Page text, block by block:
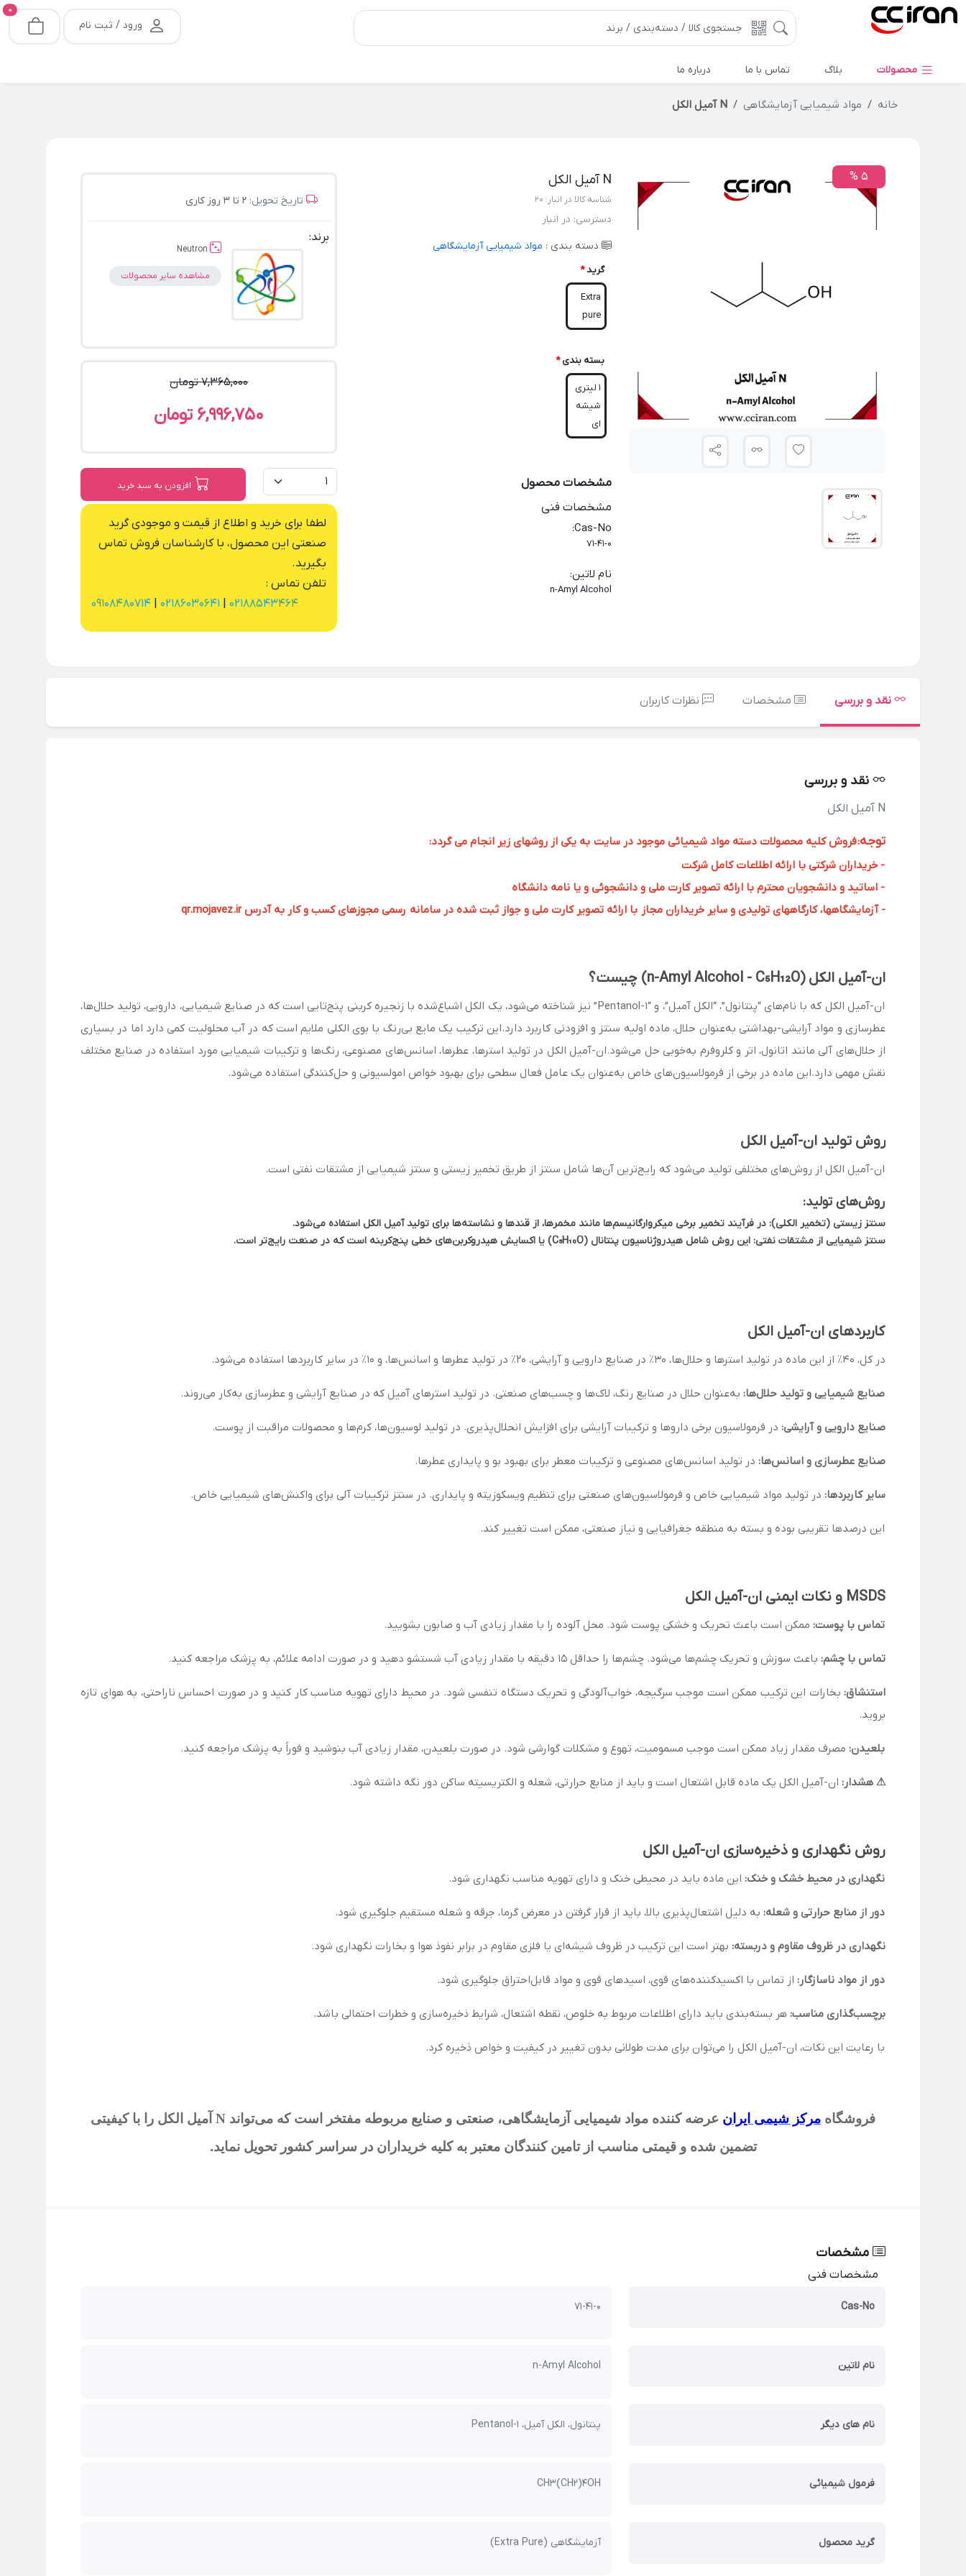
ورود / ثبت نام
0
محصولات بلاگ تماس با ما درباره ما
خانه مواد شیمیایی آزمایشگاهی N آمیل الکل
5 % N آمیل الکل
شناسه کالا در انبار: 20
دسترسی: در انبار
دسته بندی : مواد شیمیایی آزمایشگاهی
گرید*
Extra
pure
بسته بندی *
1 لیتری
شیشه
ای
مشخصات محصول
مشخصات فنی
Cas-No
:
71-41-0
نام لاتین:
n-Amyl Alcohol
تاریخ تحویل: 2 تا 3 روز کاری
برند:
Neutron
مشاهده سایر محصولات
7,365,000 تومان
6,996,750 تومان
افزودن به سبد خرید
لطفا برای خرید و اطلاع از قیمت و موجودی گرید
صنعتی این محصول، با کارشناسان فروش تماس
بگیرید.
تلفن تماس :
02188543464
02186030641
09108480714
نقد و بررسی مشخصات نظرات کاربران
نقد و بررسی
N آمیل الکل
توجه:فروش کلیه محصولات دسته مواد شیمیائی موجود در سایت به یکی از روشهای زیر انجام می گردد:
- خریداران شرکتی با ارائه اطلاعات کامل شرکت
- اساتید و دانشجویان محترم با ارائه تصویر کارت ملی و دانشجوئی و یا نامه دانشگاه
- آزمایشگاهها، کارگاههای تولیدی و سایر خریداران مجاز با ارائه تصویر کارت ملی و جواز ثبت شده در سامانه رسمی مجوزهای کسب و کار به آدرس qr.mojavez.ir
ان-آمیل الکل (n-Amyl Alcohol - C₅H₁₂O) چیست؟
ان-آمیل الکل که با نام‌های “پنتانول”، “الکل آمیل”، و “1-Pentanol” نیز شناخته می‌شود، یک الکل اشباع‌شده با زنجیره کربنی پنج‌تایی است که در صنایع شیمیایی، دارویی، تولید حلال‌ها،
عطرسازی و مواد آرایشی-بهداشتی به‌عنوان حلال، ماده اولیه سنتز و افزودنی کاربرد دارد.این ترکیب یک مایع بی‌رنگ با بوی الکلی ملایم است که در آب محلولیت کمی دارد اما در بسیاری
از حلال‌های آلی مانند اتانول، اتر و کلروفرم به‌خوبی حل می‌شود.ان-آمیل الکل در تولید استرها، عطرها، اسانس‌های مصنوعی، رنگ‌ها و ترکیبات شیمیایی مورد استفاده در صنایع مختلف
نقش مهمی دارد.این ماده در برخی از فرمولاسیون‌های خاص به‌عنوان یک عامل فعال سطحی برای بهبود خواص امولسیونی و حل‌کنندگی استفاده می‌شود.
روش تولید ان-آمیل الکل
ان-آمیل الکل از روش‌های مختلفی تولید می‌شود که رایج‌ترین آن‌ها شامل سنتز از طریق تخمیر زیستی و سنتز شیمیایی از مشتقات نفتی است.
روش‌های تولید:
سنتز زیستی (تخمیر الکلی): در فرآیند تخمیر برخی میکروارگانیسم‌ها مانند مخمرها، از قندها و نشاسته‌ها برای تولید آمیل الکل استفاده می‌شود.
سنتز شیمیایی از مشتقات نفتی: این روش شامل هیدروژناسیون پنتانال (C₅H₁₀O) یا اکسایش هیدروکربن‌های خطی پنج‌کربنه است که در صنعت رایج‌تر است.
کاربردهای ان-آمیل الکل
در کل، 40٪ از این ماده در تولید استرها و حلال‌ها، 30٪ در صنایع دارویی و آرایشی، 20٪ در تولید عطرها و اسانس‌ها، و 10٪ در سایر کاربردها استفاده می‌شود.
صنایع شیمیایی و تولید حلال‌ها: به‌عنوان حلال در صنایع رنگ، لاک‌ها و چسب‌های صنعتی. در تولید استرهای آمیل که در صنایع آرایشی و عطرسازی به‌کار می‌روند.
صنایع دارویی و آرایشی: در فرمولاسیون برخی داروها و ترکیبات آرایشی برای افزایش انحلال‌پذیری. در تولید لوسیون‌ها، کرم‌ها و محصولات مراقبت از پوست.
صنایع عطرسازی و اسانس‌ها: در تولید اسانس‌های مصنوعی و ترکیبات معطر برای بهبود بو و پایداری عطرها.
سایر کاربردها: در تولید مواد شیمیایی خاص و فرمولاسیون‌های صنعتی برای تنظیم ویسکوزیته و پایداری. در سنتز ترکیبات آلی برای واکنش‌های شیمیایی خاص.
این درصدها تقریبی بوده و بسته به منطقه جغرافیایی و نیاز صنعتی، ممکن است تغییر کند.
MSDS و نکات ایمنی ان-آمیل الکل
تماس با پوست: ممکن است باعث تحریک و خشکی پوست شود. محل آلوده را با مقدار زیادی آب و صابون بشویید.
تماس با چشم: باعث سوزش و تحریک چشم‌ها می‌شود. چشم‌ها را حداقل ۱۵ دقیقه با مقدار زیادی آب شستشو دهید و در صورت ادامه علائم، به پزشک مراجعه کنید.
استنشاق: بخارات این ترکیب ممکن است موجب سرگیجه، خواب‌آلودگی و تحریک دستگاه تنفسی شود. در محیط دارای تهویه مناسب کار کنید و در صورت احساس ناراحتی، به هوای تازه
بروید.
بلعیدن: مصرف مقدار زیاد ممکن است موجب مسمومیت، تهوع و مشکلات گوارشی شود. در صورت بلعیدن، مقدار زیادی آب بنوشید و فوراً به پزشک مراجعه کنید.
⚠ هشدار: ان-آمیل الکل یک ماده قابل اشتعال است و باید از منابع حرارتی، شعله و الکتریسیته ساکن دور نگه داشته شود.
روش نگهداری و ذخیره‌سازی ان-آمیل الکل
نگهداری در محیط خشک و خنک: این ماده باید در محیطی خنک و دارای تهویه مناسب نگهداری شود.
دور از منابع حرارتی و شعله: به دلیل اشتعال‌پذیری بالا، باید از قرار گرفتن در معرض گرما، جرقه و شعله مستقیم جلوگیری شود.
نگهداری در ظروف مقاوم و دربسته: بهتر است این ترکیب در ظروف شیشه‌ای یا فلزی مقاوم در برابر نفوذ هوا و بخارات نگهداری شود.
دور از مواد ناسازگار: از تماس با اکسیدکننده‌های قوی، اسیدهای قوی و مواد قابل‌احتراق جلوگیری شود.
برچسب‌گذاری مناسب: هر بسته‌بندی باید دارای اطلاعات مربوط به خلوص، نقطه اشتعال، شرایط ذخیره‌سازی و خطرات احتمالی باشد.
با رعایت این نکات، ان-آمیل الکل را می‌توان برای مدت طولانی بدون تغییر در کیفیت و خواص ذخیره کرد.
فروشگاه مرکز شیمی ایران عرضه کننده مواد شیمیایی آزمایشگاهی، صنعتی و صنایع مربوطه مفتخر است که می‌تواند N آمیل الکل
را با کیفیتی
تضمین شده و قیمتی مناسب از تامین کنندگان معتبر به کلیه خریداران در سراسر کشور تحویل نماید.
مشخصات
مشخصات فنی
Cas-No
71-41-0
نام لاتین n-Amyl Alcohol
نام های دیگر پنتانول، الکل آمیل، 1-Pentanol
فرمول شیمیائی CH3(CH2)4OH
گرید محصول آزمایشگاهی (Extra Pure)